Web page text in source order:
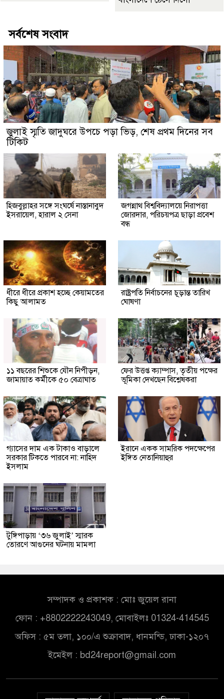
সর্বশেষ সংবাদ
জুলাই স্মৃতি জাদুঘরে উপচে পড়া ভিড়, শেষ প্রথম দিনের সব
টিকিট
হিজবুল্লাহর সঙ্গে সংঘর্ষে নাস্তানাবুদ
ইসরায়েল, হারাল ২ সেনা
জগন্নাথ বিশ্ববিদ্যালয়ে নিরাপত্তা
জোরদার, পরিচয়পত্র ছাড়া প্রবেশ
বন্ধ
ধীরে ধীরে প্রকাশ হচ্ছে কেয়ামতের
কিছু আলামত
রাষ্ট্রপতি নির্বাচনের চূড়ান্ত তারিখ
ঘোষণা
১১ বছরের শিশুকে যৌন নিপীড়ন,
জামায়াত কর্মীকে ৫০ বেত্রাঘাত
ফের উত্তপ্ত ক্যাম্পাস, তৃতীয় পক্ষের
ভূমিকা দেখছেন বিশ্লেষকরা
গ্যাসের দাম এক টাকাও বাড়ালে
সরকার টিকতে পারবে না: নাহিদ
ইসলাম
ইরানে একক সামরিক পদক্ষেপের
ইঙ্গিত নেতানিয়াহুর
টুঙ্গিপাড়ায় ‘৩৬ জুলাই’ স্মারক
তোরণে আগুনের ঘটনায় মামলা
সম্পাদক ও প্রকাশক : মোঃ জুয়েল রানা
ফোন : +8802222243049, মোবাইলঃ 01324-414545
অফিস : ৫ম তলা, ১০০/এ শুক্রাবাদ, ধানমন্ডি, ঢাকা-১২০৭
ইমেইল : bd24report@gmail.com